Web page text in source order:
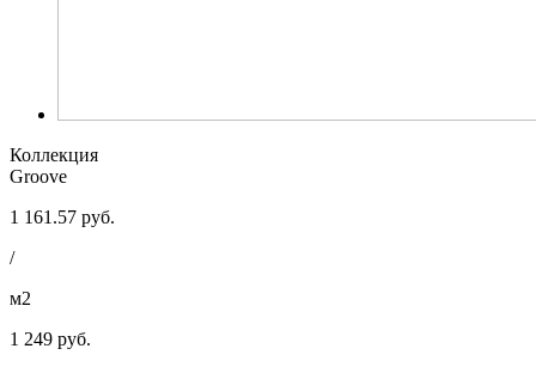
Коллекция
Groove
1 161.57 руб.
/
м2
1 249 руб.